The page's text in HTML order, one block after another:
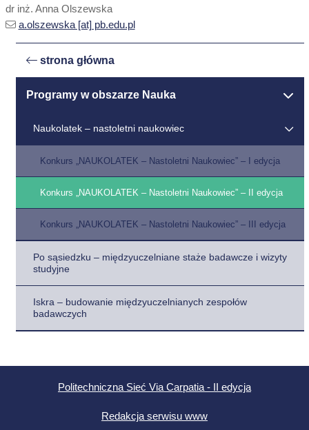
dr inż. Anna Olszewska
a.olszewska [at] pb.edu.pl
strona główna
Programy w obszarze Nauka
Naukolatek – nastoletni naukowiec
Konkurs „NAUKOLATEK – Nastoletni Naukowiec” – I edycja
Konkurs „NAUKOLATEK – Nastoletni Naukowiec” – II edycja
Konkurs „NAUKOLATEK – Nastoletni Naukowiec” – III edycja
Po sąsiedzku – międzyuczelniane staże badawcze i wizyty
studyjne
Iskra – budowanie międzyuczelnianych zespołów
badawczych
Politechniczna Sieć Via Carpatia - II edycja
Redakcja serwisu www